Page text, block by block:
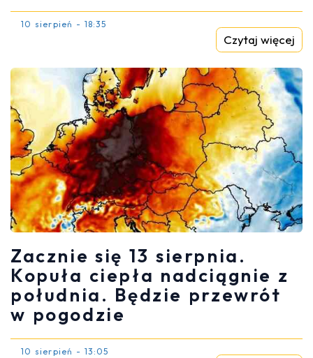
10 sierpień - 18:35
Czytaj więcej
Zacznie się 13 sierpnia.
Kopuła ciepła nadciągnie z
południa. Będzie przewrót
w pogodzie
10 sierpień - 13:05